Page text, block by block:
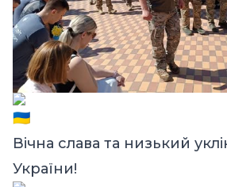
Вічна слава та низький
України!